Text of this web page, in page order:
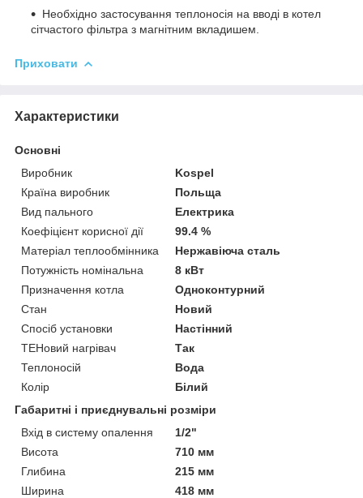
Необхідно застосування теплоносія на вводі в котел
сітчастого фільтра з магнітним вкладишем.
Приховати
Характеристики
Основні
Виробник
Kospel
Країна виробник
Польща
Вид пального
Електрика
Коефіцієнт корисної дії
99.4 %
Матеріал теплообмінника
Нержавіюча сталь
Потужність номінальна
8 кВт
Призначення котла
Одноконтурний
Стан
Новий
Спосіб установки
Настінний
ТЕНовий нагрівач
Так
Теплоносій
Вода
Колір
Білий
Габаритні і приєднувальні розміри
Вхід в систему опалення
1/2"
Висота
710 мм
Глибина
215 мм
Ширина
418 мм